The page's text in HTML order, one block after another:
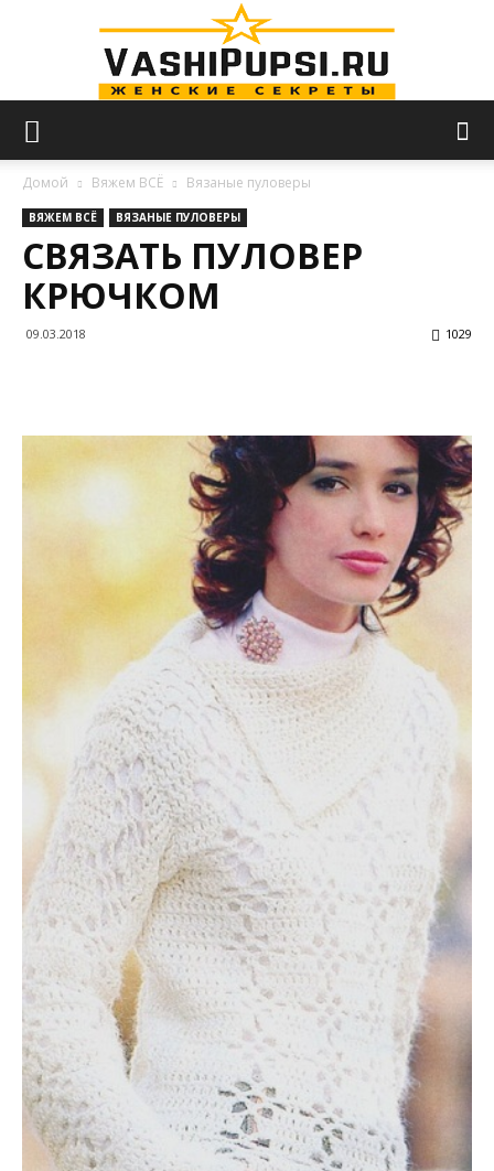
—
секреты
Домой Вяжем ВСЁ Вязаные пуловеры
ВЯЖЕМ ВСЁ ВЯЗАНЫЕ ПУЛОВЕРЫ
СВЯЗАТЬ ПУЛОВЕР
КРЮЧКОМ
09.03.2018 1029